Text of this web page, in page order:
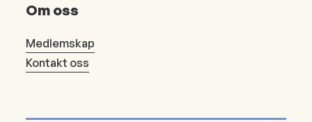
Om oss
Medlemskap
Kontakt oss